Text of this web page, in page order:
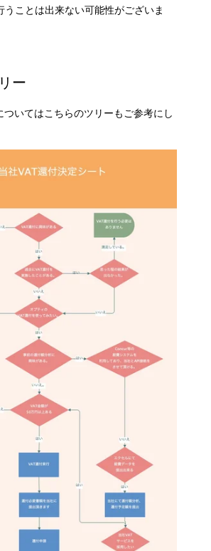
うことは出来ない可能性がございま
ー
ついてはこちらのツリーもご参考にし